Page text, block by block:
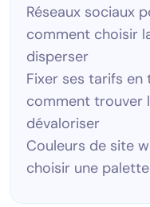
Réseaux sociaux
comment choisir
disperser
Fixer ses tarifs en
comment trouver
dévaloriser
Couleurs de site
choisir une